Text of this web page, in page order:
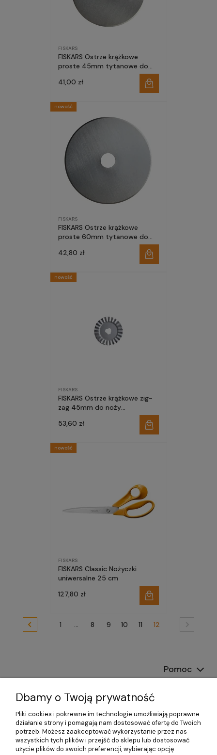
FISKARS
FISKARS Ostrze krążkowe
proste 45mm tytanowe do
noży krawieckich obcinarek
41,00 zł
FISKARS
FISKARS Ostrze krążkowe
proste 60mm tytanowe do
noży krawieckich obcinarek
42,80 zł
nowość
FISKARS
FISKARS Ostrze krążkowe zig-
zag 45mm do noży
53,60 zł
nowość
FISKARS
FISKARS Classic Nożyczki
uniwersalne 25 cm
127,80 zł
nowość
1 ... 8 9 10 11 12
Pomoc
Moje konto
Gwarancja i zwroty
Dbamy o Twoją prywatność
Pliki cookies i pokrewne im technologie umożliwiają poprawne
działanie strony i pomagają nam dostosować ofertę do Twoich
potrzeb. Możesz zaakceptować wykorzystanie przez nas
wszystkich tych plików i przejść do sklepu lub dostosować
użycie plików do swoich preferencji, wybierając opcję